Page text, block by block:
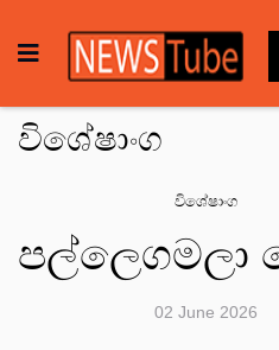
විශේෂාංග
විශේෂාංග
පල්ලෙගමලා
02 June 2026